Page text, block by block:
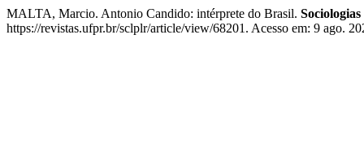
MALTA, Marcio. Antonio Candido: intérprete do Brasil.
https://revistas.ufpr.br/sclplr/article/view/68201. Acesso em: 9 ago.